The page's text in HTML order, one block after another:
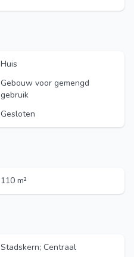
Huis
Gebouw voor gemengd
gebruik
Gesloten
110 m²
Stadskern; Centraal